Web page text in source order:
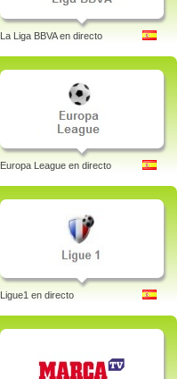
La Liga BBVA en directo
Europa League en directo
Ligue1 en directo